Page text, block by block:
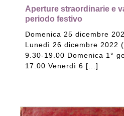
Aperture straordinarie e
periodo festivo
Domenica 25 dicembre
Lunedì 26 dicembre 2022
9.30-19.00 Domenica 1°
17.00 Venerdì 6 [...]